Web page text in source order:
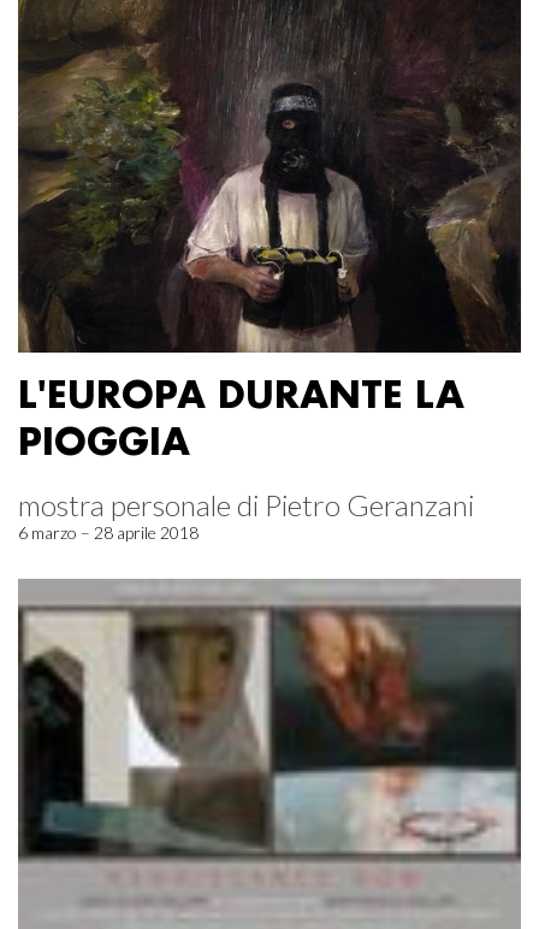
L'EUROPA DURANTE LA
PIOGGIA
mostra personale di Pietro Geranzani
6 marzo – 28 aprile 2018